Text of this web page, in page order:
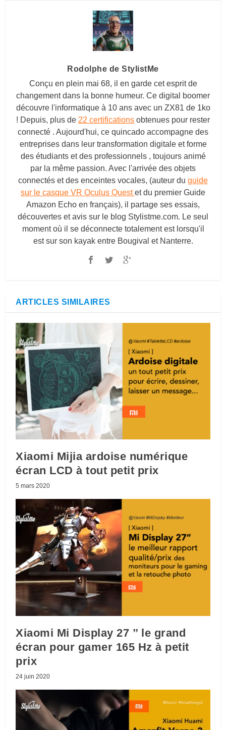
Rodolphe de StylistMe
Conçu en plein mai 68, il en garde cet esprit de
changement dans la bonne humeur. Ce digital boomer
découvre l'informatique à 10 ans avec un ZX81 de 1ko
! Depuis, plus de 22 certifications obtenues pour rester
connecté . Aujourd'hui, ce quincado accompagne des
entreprises dans leur transformation digitale et forme
des étudiants et des professionnels , toujours animé
par la même passion. Avec l'arrivée des objets
connectés et des enceintes vocales, (auteur du guide
sur le casque VR Oculus Questet du premier Guide
Amazon Echo en français), il partage ses essais,
découvertes et avis sur le blog Stylistme.com. Le seul
moment où il se déconnecte totalement est lorsqu'il
est sur son kayak entre Bougival et Nanterre.
ARTICLES SIMILAIRES
Xiaomi Mijia ardoise numérique
écran LCD à tout petit prix
5 mars 2020
Xiaomi Mi Display 27 ’’ le grand
écran pour gamer 165 Hz à petit
prix
24 juin 2020